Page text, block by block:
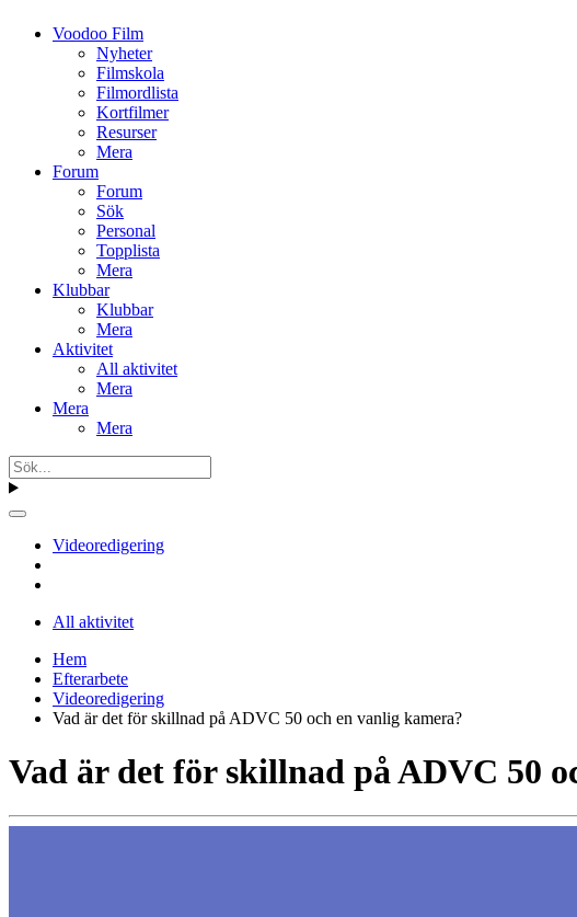
Voodoo Film
Nyheter
Filmskola
Filmordlista
Kortfilmer
Resurser
Mera
Forum
Forum
Sök
Personal
Topplista
Mera
Klubbar
Klubbar
Mera
Aktivitet
All aktivitet
Mera
Mera
Mera
Videoredigering
All aktivitet
Hem
Efterarbete
Videoredigering
Vad är det för skillnad på ADVC 50 och en vanlig kamera?
Vad är det för skillnad på ADVC 50